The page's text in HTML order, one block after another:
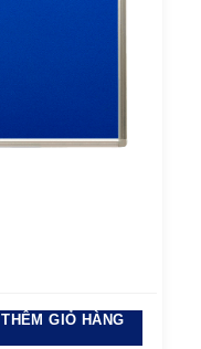
THÊM GIỎ HÀNG